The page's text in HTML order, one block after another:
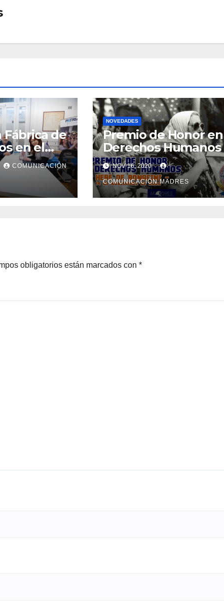
Fábrica de
en el
COMUNICACIÓN
NOVEDADES
Premio de Honor en
Derechos Humanos
NOV 16, 2020
COMUNICACIÓN MADRES
obligatorios están marcados con *